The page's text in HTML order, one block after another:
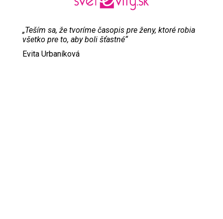
„Teším sa, že tvoríme časopis pre ženy, ktoré robia
všetko pre to, aby boli šťastné“
Evita Urbaníková